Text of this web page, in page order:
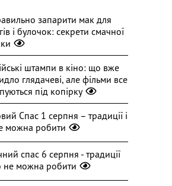
запарити мак для
і булочок: секрети смачної
штампи в кіно: що вже
глядачеві, але фільми все
під копірку
Спас 1 серпня – традиції і
можна робити
спас 6 серпня - традиції
не можна робити